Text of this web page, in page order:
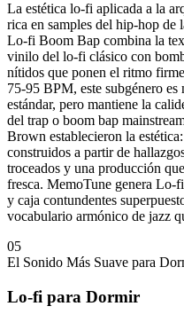
La estética lo-fi aplicada a la
rica en samples del hip-hop
Lo-fi Boom Bap combina la
vinilo del lo-fi clásico con
nítidos que ponen el ritmo
75-95 BPM, este subgénero
estándar, pero mantiene la
del trap o boom bap
Brown establecieron la
construidos a partir de
troceados y una producción
fresca. MemoTune genera Lo-
y caja contundentes
vocabulario armónico de jazz
05
El Sonido Más Suave para
Lo-fi para Dormir